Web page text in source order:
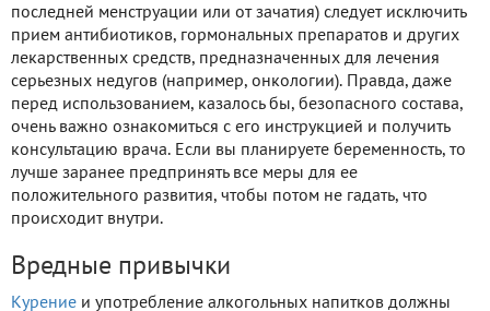
последней менструации или от зачатия) следует исключить
прием антибиотиков, гормональных препаратов и других
лекарственных средств, предназначенных для лечения
серьезных недугов (например, онкологии). Правда, даже
перед использованием, казалось бы, безопасного состава,
очень важно ознакомиться с его инструкцией и получить
консультацию врача. Если вы планируете беременность, то
лучше заранее предпринять все меры для ее
положительного развития, чтобы потом не гадать, что
происходит внутри.
Вредные привычки
Курение и употребление алкогольных напитков должны